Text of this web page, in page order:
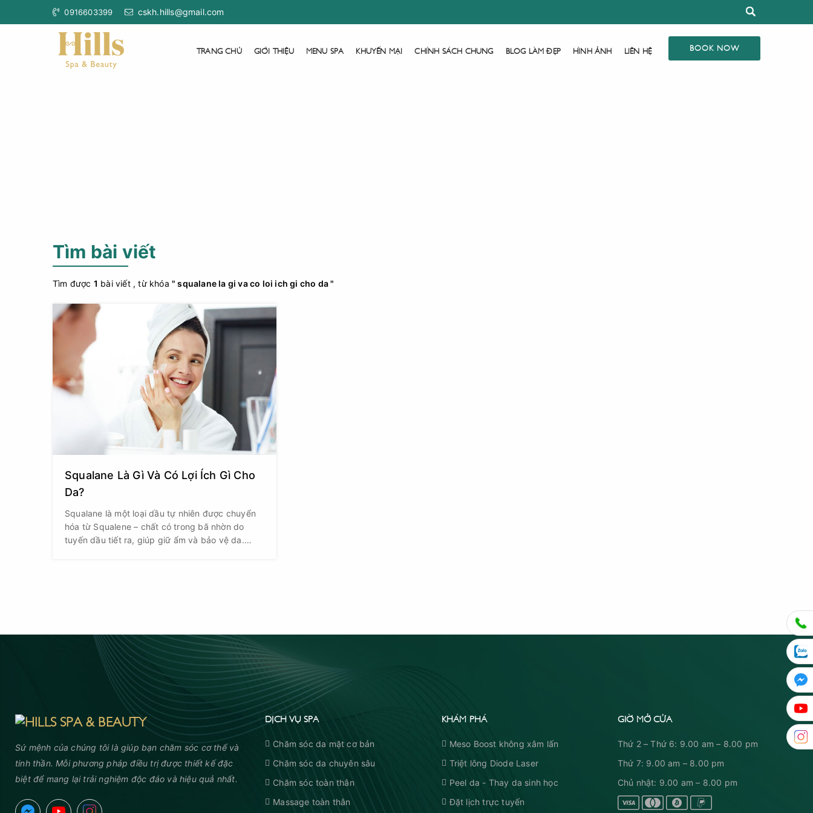
0916603399 cskh.hills@gmail.com
TRANG CHỦ GIỚI THIỆU MENU SPA KHUYẾN MẠI CHÍNH SÁCH CHUNG BLOG LÀM ĐẸP HÌNH ẢNH LIÊN HỆ BOOK NOW
Tìm bài viết
Tìm được 1 bài viết , từ khóa" squalane la gi va co loi ich gi cho da "
Squalane Là Gì Và Có Lợi Ích Gì Cho
Da?
Squalane là một loại dầu tự nhiên được chuyển
hóa từ Squalene – chất có trong bã nhờn do
tuyến dầu tiết ra, giúp giữ ẩm và bảo vệ da.
Sứ mệnh của chúng tôi là giúp bạn chăm sóc cơ thể và
tinh thần. Mỗi phương pháp điều trị được thiết kế đặc
biệt để mang lại trải nghiệm độc đáo và hiệu quả nhất.
DỊCH VỤ SPA
Chăm sóc da mặt cơ bản
Chăm sóc da chuyên sâu
Chăm sóc toàn thân
Massage toàn thân
KHÁM PHÁ
Meso Boost không xâm lấn
Triệt lông Diode Laser
Peel da - Thay da sinh học
Đặt lịch trực tuyến
GIỜ MỞ CỬA
Thứ 2 – Thứ 6: 9.00 am – 8.00 pm
Thứ 7: 9.00 am – 8.00 pm
Chủ nhật: 9.00 am – 8.00 pm